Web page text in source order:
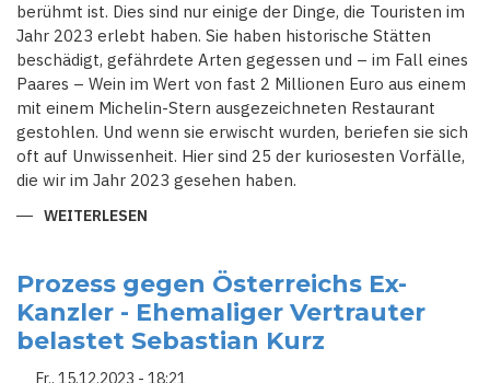
berühmt ist. Dies sind nur einige der Dinge, die Touristen im
Jahr 2023 erlebt haben. Sie haben historische Stätten
beschädigt, gefährdete Arten gegessen und – im Fall eines
Paares – Wein im Wert von fast 2 Millionen Euro aus einem
mit einem Michelin-Stern ausgezeichneten Restaurant
gestohlen. Und wenn sie erwischt wurden, beriefen sie sich
oft auf Unwissenheit. Hier sind 25 der kuriosesten Vorfälle,
die wir im Jahr 2023 gesehen haben.
WEITERLESEN
SCHLECHTESTEN
BENEHMENDEN
TOURISTEN
DES
JAHRES
2023
Prozess gegen Österreichs Ex-
Kanzler - Ehemaliger Vertrauter
belastet Sebastian Kurz
Fr., 15.12.2023 - 18:21